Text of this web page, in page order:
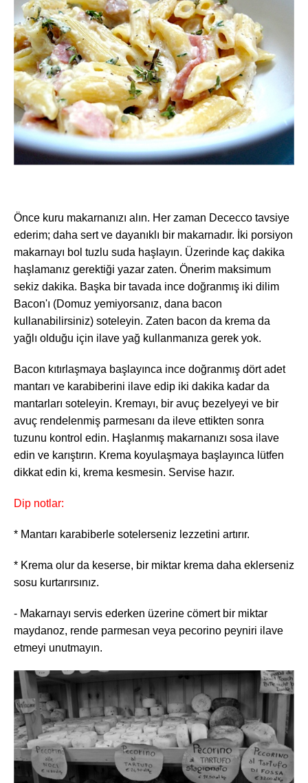
Haftalık E-Bülten
Moda dünyasında neler oluyor? Yeni
fikirler, öne çıkan koleksiyonlar, en
sırları ve en popüler partilerden
haberdar olmak için haftalık e-
bültenimize kaydolun.
Önce kuru makarnanızı alın. Her zaman Dececco tavsiye
ederim; daha sert ve dayanıklı bir makarnadır. İki porsiyon
makarnayı bol tuzlu suda haşlayın. Üzerinde kaç dakika
haşlamanız gerektiği yazar zaten. Önerim maksimum
sekiz dakika. Başka bir tavada ince doğranmış iki dilim
Bacon'ı (Domuz yemiyorsanız, dana bacon
kullanabilirsiniz) soteleyin. Zaten bacon da krema da
yağlı olduğu için ilave yağ kullanmanıza gerek yok.
Bacon kıtırlaşmaya başlayınca ince doğranmış dört adet
mantarı ve karabiberini ilave edip iki dakika kadar da
mantarları soteleyin. Kremayı, bir avuç bezelyeyi ve bir
avuç rendelenmiş parmesanı da ileve ettikten sonra
tuzunu kontrol edin. Haşlanmış makarnanızı sosa ilave
edin ve karıştırın. Krema koyulaşmaya başlayınca lütfen
dikkat edin ki, krema kesmesin. Servise hazır.
Dip notlar:
* Mantarı karabiberle sotelerseniz lezzetini artırır.
* Krema olur da keserse, bir miktar krema daha eklerseniz
sosu kurtarırsınız.
- Makarnayı servis ederken üzerine cömert bir miktar
maydanoz, rende parmesan veya pecorino peyniri ilave
etmeyi unutmayın.